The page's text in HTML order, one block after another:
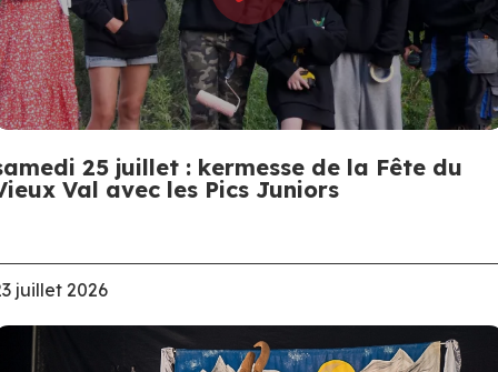
25 juillet : kermesse de la Fête du
Val avec les Pics Juniors
juillet 2026